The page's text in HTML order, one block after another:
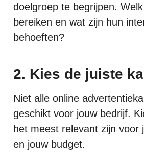
doelgroep te begrijpen.
bereiken en wat zijn hun
behoeften?
2. Kies de juiste
Niet alle online
geschikt voor jouw bedrijf.
het meest relevant zijn voor
en jouw budget.